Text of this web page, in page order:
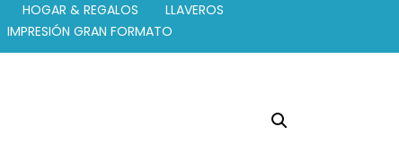
HOGAR & REGALOS
LLAVEROS
IMPRESIÓN GRAN FORMATO